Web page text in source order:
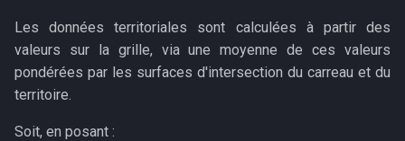
Les données territoriales sont calculées à partir des
valeurs sur la grille, via une moyenne de ces valeurs
pondérées par les surfaces d'intersection du carreau et du
territoire.
Soit, en posant :